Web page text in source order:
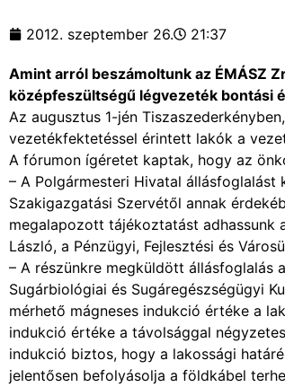
2012. szeptember 26. 21:37
Amint arról beszámoltunk az ÉMÁSZ
középfeszültségű légvezeték bontási
Az augusztus 1-jén
vezetékfektetéssel érintett lakók a
A fórumon ígéretet kaptak, hogy az
– A Polgármesteri Hivatal
Szakigazgatási Szervétől annak
megalapozott tájékoztatást adhassunk
László, a Pénzügyi, Fejlesztési és
– A részünkre megküldött állásfoglalás
Sugárbiológiai és Sugáregészségügyi
mérhető mágneses indukció értéke a
indukció értéke a távolsággal
indukció biztos, hogy a lakossági
jelentősen befolyásolja a földkábel